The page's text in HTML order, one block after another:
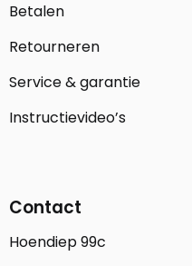
Betalen
Retourneren
Service & garantie
Instructievideo’s
Contact
Hoendiep 99c